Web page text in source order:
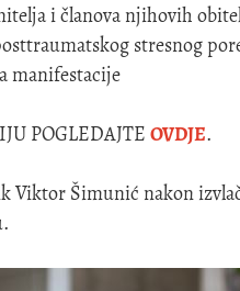
i članova njihovih
stresnog
manifestacije
POGLEDAJTE OVDJE.
Viktor Šimunić nakon